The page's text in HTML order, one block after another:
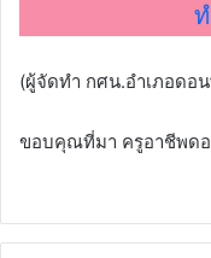
(ผู้จัดทำ กศน.อำเภอดอ
ขอบคุณที่มา ครูอาชีพด